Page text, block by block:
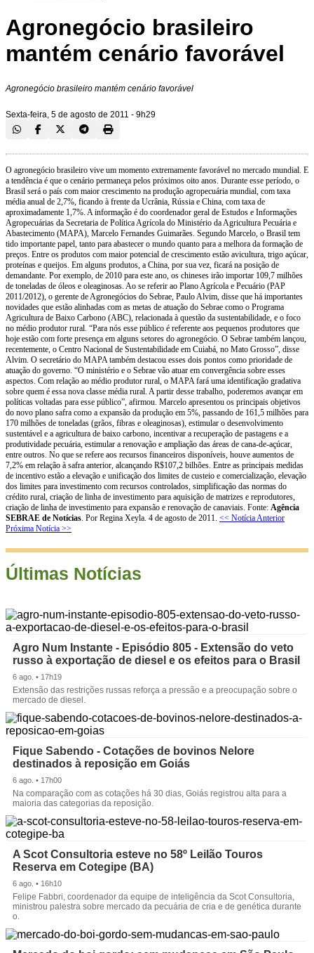
Agronegócio brasileiro
mantém cenário favorável
Agronegócio brasileiro mantém cenário favorável
Sexta-feira, 5 de agosto de 2011 - 9h29
O agronegócio brasileiro vive um momento extremamente favorável no mercado mundial. E
a tendência é que o cenário permaneça pelos próximos oito anos. Durante esse período, o
Brasil será o país com maior crescimento na produção agropecuária mundial, com taxa
média anual de 2,7%, ficando à frente da Ucrânia, Rússia e China, com taxa de
aproximadamente 1,7%. A informação é do coordenador geral de Estudos e Informações
Agropecuárias da Secretaria de Política Agrícola do Ministério da Agricultura Pecuária e
Abastecimento (MAPA), Marcelo Fernandes Guimarães. Segundo Marcelo, o Brasil tem
tido importante papel, tanto para abastecer o mundo quanto para a melhora da formação de
preços. Entre os produtos com maior potencial de crescimento estão avicultura, trigo açúcar,
proteínas e queijos. Em alguns produtos, a China, por sua vez, ficará na posição de
demandante. Por exemplo, de 2010 para este ano, os chineses irão importar 109,7 milhões
de toneladas de óleos e oleaginosas. Ao se referir ao Plano Agrícola e Pecuário (PAP
2011/2012), o gerente de Agronegócios do Sebrae, Paulo Alvim, disse que há importantes
novidades que estão alinhadas com as metas de atuação do Sebrae como o Programa
Agricultura de Baixo Carbono (ABC), relacionada à questão da sustentabilidade, e o foco
no médio produtor rural. “Para nós esse público é referente aos pequenos produtores que
hoje estão com forte presença em alguns setores do agronegócio. O Sebrae também lançou,
recentemente, o Centro Nacional de Sustentabilidade em Cuiabá, no Mato Grosso”, disse
Alvim. O secretário do MAPA também destacou esses dois pontos como prioridade de
atuação do governo. “O ministério e o Sebrae vão atuar em convergência sobre esses
aspectos. Com relação ao médio produtor rural, o MAPA fará uma identificação gradativa
sobre quem é essa nova classe média rural. A partir desse trabalho, poderemos avançar em
políticas voltadas para esse público”, afirmou. Marcelo apresentou os principais objetivos
do novo plano safra como a expansão da produção em 5%, passando de 161,5 milhões para
170 milhões de toneladas (grãos, fibras e oleaginosas), estimular o desenvolvimento
sustentável e a agricultura de baixo carbono, incentivar a recuperação de pastagens e a
produtividade pecuária, estimular a renovação e ampliação das áreas de cana-de-açúcar,
entre outros. No que se refere aos recursos financeiros disponíveis, houve aumentos de
7,2% em relação à safra anterior, alcançando R$107,2 bilhões. Entre as principais medidas
de incentivo estão a elevação e unificação dos limites de custeio e comercialização, elevação
dos limites para investimento com recursos controlados, simplificação das normas do
crédito rural, criação de linha de investimento para aquisição de matrizes e reprodutores,
criação de linha de investimento para expansão e renovação de canaviais. Fonte: Agência
SEBRAE de Notícias. Por Regina Xeyla. 4 de agosto de 2011. << Notícia Anterior
Próxima Notícia >>
Últimas Notícias
Agro Num Instante - Episódio 805 - Extensão do veto
russo à exportação de diesel e os efeitos para o Brasil
6 ago. • 17h19
Extensão das restrições russas reforça a pressão e a preocupação sobre o
mercado de diesel.
Fique Sabendo - Cotações de bovinos Nelore
destinados à reposição em Goiás
6 ago. • 17h00
Na comparação com as cotações há 30 dias, Goiás registrou alta para a
maioria das categorias da reposição.
A Scot Consultoria esteve no 58º Leilão Touros
Reserva em Cotegipe (BA)
6 ago. • 16h10
Felipe Fabbri, coordenador da equipe de inteligência da Scot Consultoria,
ministrou palestra sobre mercado da pecuária de cria e de genética durante
o.